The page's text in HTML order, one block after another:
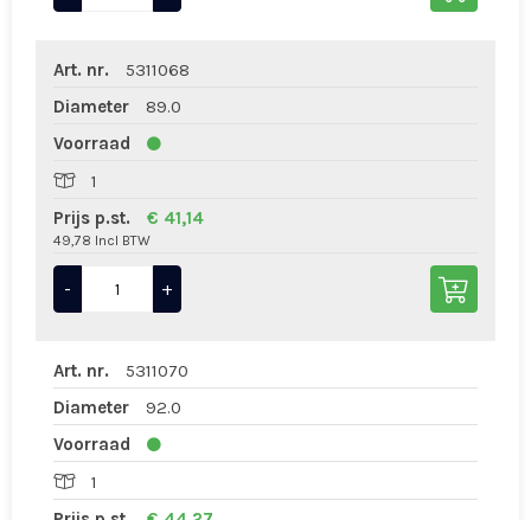
Art. nr.
5311068
Diameter
89.0
Voorraad
1
Prijs p.st.
€ 41,14
49,78 Incl BTW
- +
Art. nr.
5311070
Diameter
92.0
Voorraad
1